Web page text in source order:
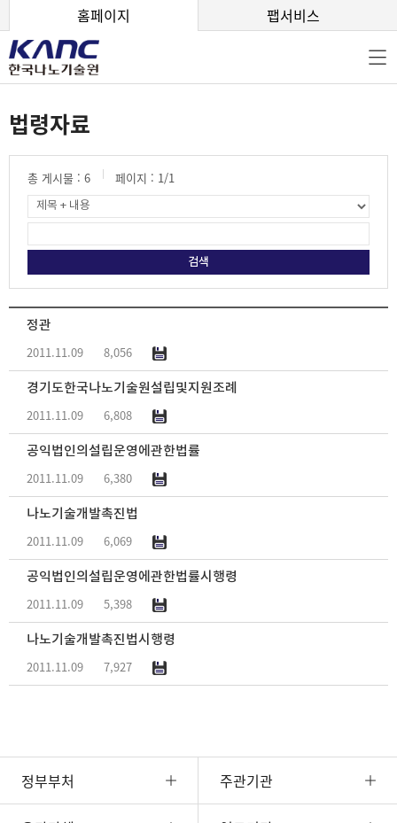
홈페이지 팹서비스
법령자료
총 게시물 : 6 페이지 : 1/1
정관
2011.11.09 8,056
경기도한국나노기술원설립및지원조례
2011.11.09 6,808
공익법인의설립운영에관한법률
2011.11.09 6,380
나노기술개발촉진법
2011.11.09 6,069
공익법인의설립운영에관한법률시행령
2011.11.09 5,398
나노기술개발촉진법시행령
2011.11.09 7,927
정부부처 주관기관